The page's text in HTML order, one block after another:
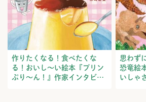
作りたくなる！食べたくな
る！おいし～い絵本『プリン
ぷり～ん！』作家インタビュ
思わず
恐竜絵
いしゃ